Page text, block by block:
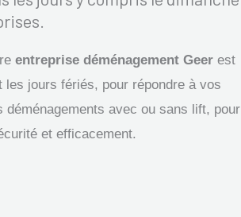
entreprise déménagement Geer est
jours fériés, pour répondre à vos
avec ou sans lift, pour
et efficacement.